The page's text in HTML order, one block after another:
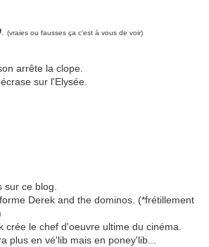
(vraies ou fausses ça c'est à vous de voir)
arrête la clope.
sur l'Elysée.
sur ce blog.
Derek and the dominos. (*frétillement
crée le chef d'oeuvre ultime du cinéma.
plus en vé'lib mais en poney'lib...